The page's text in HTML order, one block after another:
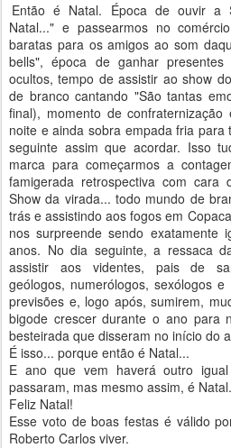
Então é Natal. Época de ouvir a
Natal..." e passearmos no
baratas para os amigos ao som
bells", época de ganhar
ocultos, tempo de assistir ao show
de branco cantando "São tantas
final), momento de
noite e ainda sobra empada fria
seguinte assim que acordar. Isso
marca para começarmos a
famigerada retrospectiva com
Show da virada... todo mundo de
trás e assistindo aos fogos em
nos surpreende sendo exatamente
anos. No dia seguinte, a ressaca
assistir aos videntes, pais de
geólogos, numerólogos, sexólogos
previsões e, logo após, sumirem,
bigode crescer durante o ano para
besteirada que disseram no início do
É isso... porque então é Natal...
E ano que vem haverá outro
passaram, mas mesmo assim, é Natal.
Feliz Natal!
Esse voto de boas festas é válido
Roberto Carlos viver.